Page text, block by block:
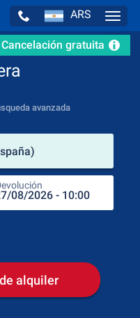
ARS
Cancelación gratuita
avanzada
alquiler